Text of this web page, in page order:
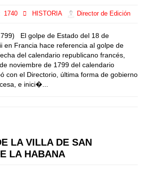
1740 HISTORIA Director de Edición
El golpe de Estado del 18 de
en Francia hace referencia al golpe de
del calendario republicano francés,
noviembre de 1799 del calendario
con el Directorio, última forma de gobierno
e inici�...
LA VILLA DE SAN
LA HABANA